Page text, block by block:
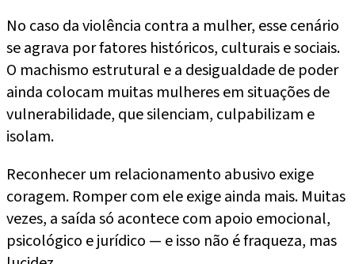
No caso da violência contra a mulher, esse cenário
se agrava por fatores históricos, culturais e sociais.
O machismo estrutural e a desigualdade de poder
ainda colocam muitas mulheres em situações de
vulnerabilidade, que silenciam, culpabilizam e
isolam.
Reconhecer um relacionamento abusivo exige
coragem. Romper com ele exige ainda mais. Muitas
vezes, a saída só acontece com apoio emocional,
psicológico e jurídico — e isso não é fraqueza, mas